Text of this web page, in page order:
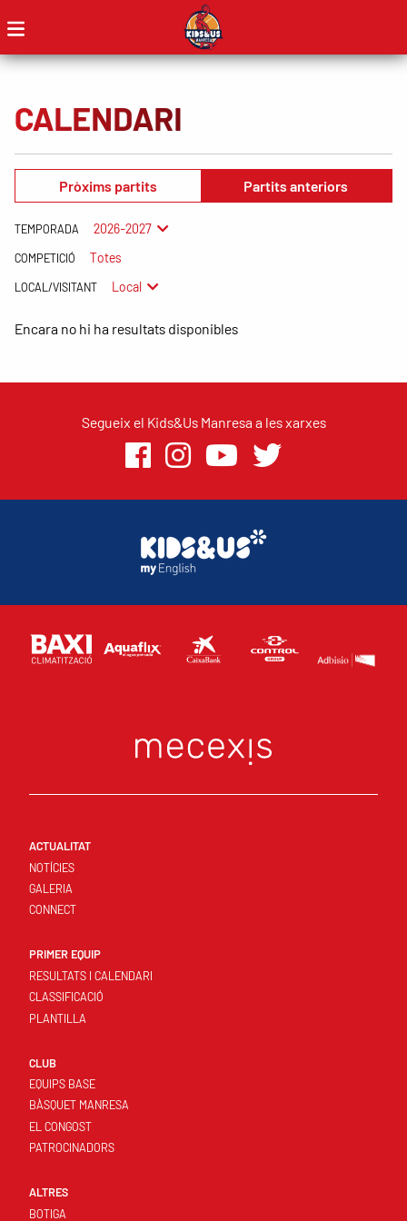
CALENDARI
Pròxims partits Partits anteriors
TEMPORADA 2026-2027
COMPETICIÓ Totes
LOCAL/VISITANT Local
Encara no hi ha resultats disponibles
Segueix el Kids&Us Manresa a les xarxes
ACTUALITAT
NOTÍCIES
GALERIA
CONNECT
PRIMER EQUIP
RESULTATS I CALENDARI
CLASSIFICACIÓ
PLANTILLA
CLUB
EQUIPS BASE
BÀSQUET MANRESA
EL CONGOST
PATROCINADORS
ALTRES
BOTIGA